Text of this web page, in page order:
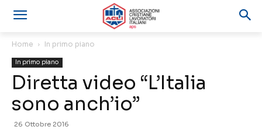
Home In primo piano
In primo piano
Diretta video “L’Italia
sono anch’io”
26 Ottobre 2016